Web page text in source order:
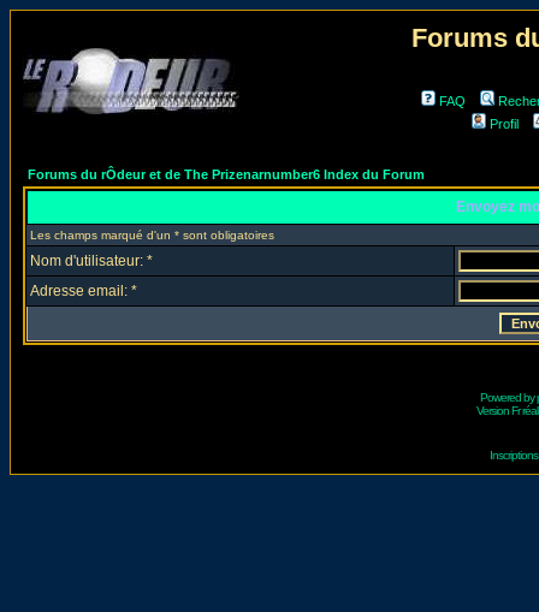
Forums
FAQ
Profil
Forums du rÔdeur et de The Prizenarnumber6 Index du Forum
Envoyez
Les champs marqué d'un * sont obligatoires
Nom d'utilisateur: *
Adresse email: *
Powered by
Version Fr